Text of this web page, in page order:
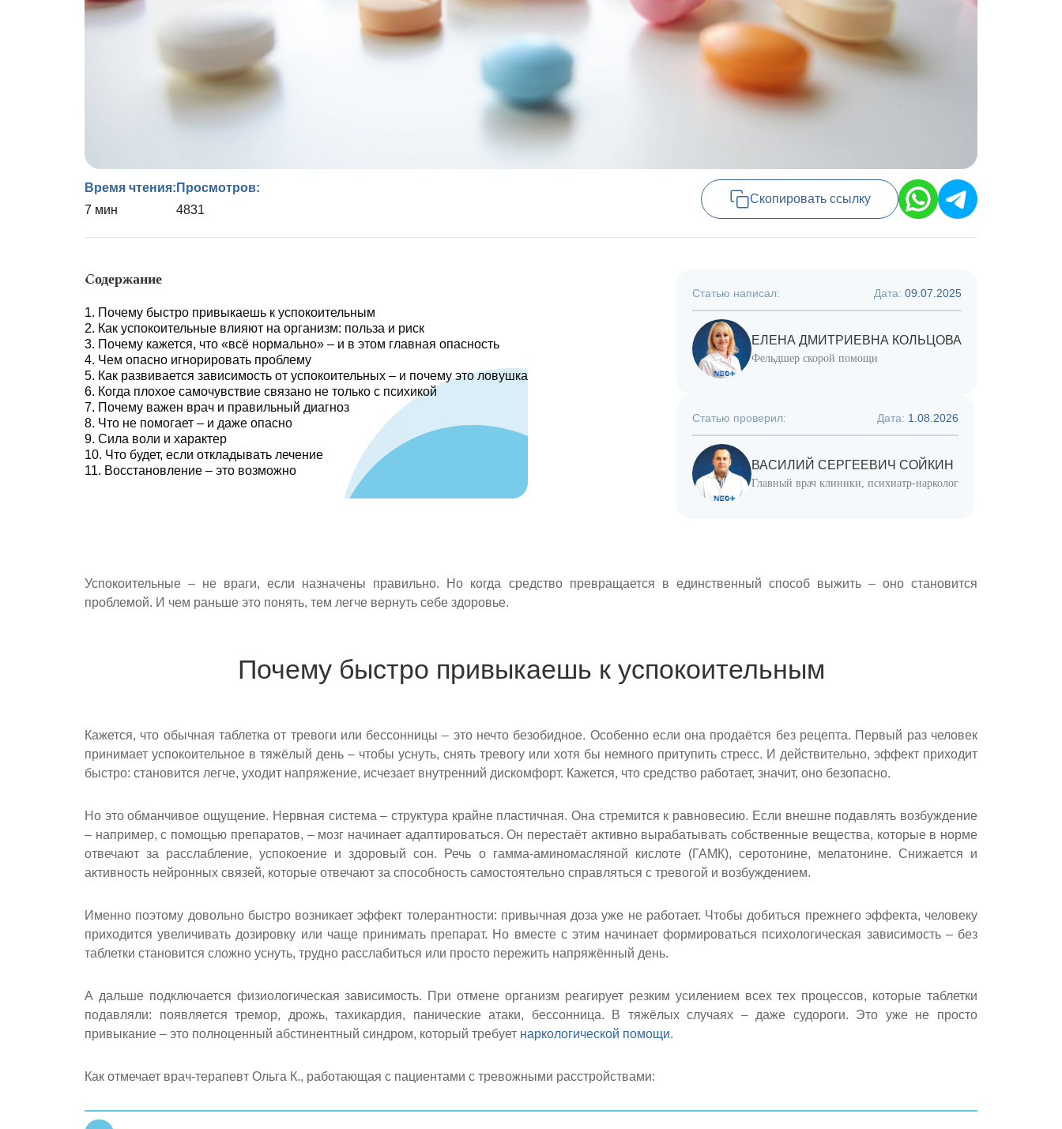
Время чтения:
7 мин
Просмотров:
4831
Скопировать ссылку
Содержание
Почему быстро привыкаешь к успокоительным
Как успокоительные влияют на организм: польза и риск
Почему кажется, что «всё нормально» – и в этом главная опасность
Чем опасно игнорировать проблему
Как развивается зависимость от успокоительных – и почему это ловушка
Когда плохое самочувствие связано не только с психикой
Почему важен врач и правильный диагноз
Что не помогает – и даже опасно
Сила воли и характер
Что будет, если откладывать лечение
Восстановление – это возможно
Статью написал: Дата: 09.07.2025
ЕЛЕНА ДМИТРИЕВНА КОЛЬЦОВА
Фельдшер скорой помощи
Статью проверил: Дата: 1.08.2026
ВАСИЛИЙ СЕРГЕЕВИЧ СОЙКИН
Главный врач клиники, психиатр-нарколог
Успокоительные – не враги, если назначены правильно. Но когда средство превращается в единственный способ выжить – оно становится
проблемой. И чем раньше это понять, тем легче вернуть себе здоровье.
Почему быстро привыкаешь к успокоительным
Кажется, что обычная таблетка от тревоги или бессонницы – это нечто безобидное. Особенно если она продаётся без рецепта. Первый раз человек
принимает успокоительное в тяжёлый день – чтобы уснуть, снять тревогу или хотя бы немного притупить стресс. И действительно, эффект приходит
быстро: становится легче, уходит напряжение, исчезает внутренний дискомфорт. Кажется, что средство работает, значит, оно безопасно.
Но это обманчивое ощущение. Нервная система – структура крайне пластичная. Она стремится к равновесию. Если внешне подавлять возбуждение
– например, с помощью препаратов, – мозг начинает адаптироваться. Он перестаёт активно вырабатывать собственные вещества, которые в норме
отвечают за расслабление, успокоение и здоровый сон. Речь о гамма-аминомасляной кислоте (ГАМК), серотонине, мелатонине. Снижается и
активность нейронных связей, которые отвечают за способность самостоятельно справляться с тревогой и возбуждением.
Именно поэтому довольно быстро возникает эффект толерантности: привычная доза уже не работает. Чтобы добиться прежнего эффекта, человеку
приходится увеличивать дозировку или чаще принимать препарат. Но вместе с этим начинает формироваться психологическая зависимость – без
таблетки становится сложно уснуть, трудно расслабиться или просто пережить напряжённый день.
А дальше подключается физиологическая зависимость. При отмене организм реагирует резким усилением всех тех процессов, которые таблетки
подавляли: появляется тремор, дрожь, тахикардия, панические атаки, бессонница. В тяжёлых случаях – даже судороги. Это уже не просто
привыкание – это полноценный абстинентный синдром, который требует наркологической помощи.
Как отмечает врач-терапевт Ольга К., работающая с пациентами с тревожными расстройствами:
И мы перезвоним в течение одной минуты
И мы перезвоним в течение одной минуты
Вызвать врача
Оставьте заявку и мы перезвоним в течние одной
Получите бесплатную
консультацию
Оставьте заявку для связи со специалистом
Выезжаем круглосуточно
Оставить отзыв
Задайте ваш вопрос
Найдем все, что вам нужно
И мы перезвоним в течение одной минуты
Выберите свой город